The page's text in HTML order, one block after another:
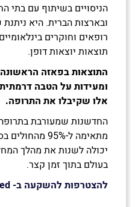
הניסויים בשיתוף עם בתי
ובארצות הברית. היא
רופאים וחוקרים
תוצאות יוצאות דופן.
התוצאות בפאזה הראשונה
ומעידות על הטבה
אלו שקיבלו את התרופה.
מתאימה ל-95%
יכולה לשנות את מהלך
בעולם בתוך זמן קצר.
להצטרפות להשקעה ב-